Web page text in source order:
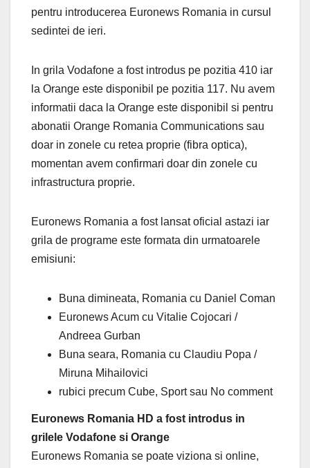
pentru introducerea Euronews Romania in cursul
sedintei de ieri.
In grila Vodafone a fost introdus pe pozitia 410 iar
la Orange este disponibil pe pozitia 117. Nu avem
informatii daca la Orange este disponibil si pentru
abonatii Orange Romania Communications sau
doar in zonele cu retea proprie (fibra optica),
momentan avem confirmari doar din zonele cu
infrastructura proprie.
Euronews Romania a fost lansat oficial astazi iar
grila de programe este formata din urmatoarele
emisiuni:
Buna dimineata, Romania cu Daniel Coman
Euronews Acum cu Vitalie Cojocari /
Andreea Gurban
Buna seara, Romania cu Claudiu Popa /
Miruna Mihailovici
rubici precum Cube, Sport sau No comment
Euronews Romania HD a fost introdus in
grilele Vodafone si Orange
Euronews Romania se poate viziona si online,